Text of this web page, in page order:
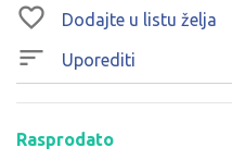
Dodajte u listu želja
Uporediti
Rasprodato